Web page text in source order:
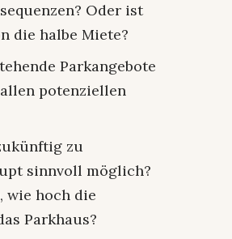
Oder ist
die halbe Miete?
Parkangebote
potenziellen
zu
sinnvoll möglich?
wie hoch die
Parkhaus?